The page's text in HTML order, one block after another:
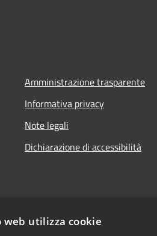
Amministrazione trasparente
Informativa privacy
Note legali
Dichiarazione di accessibilità
web utilizza cookie